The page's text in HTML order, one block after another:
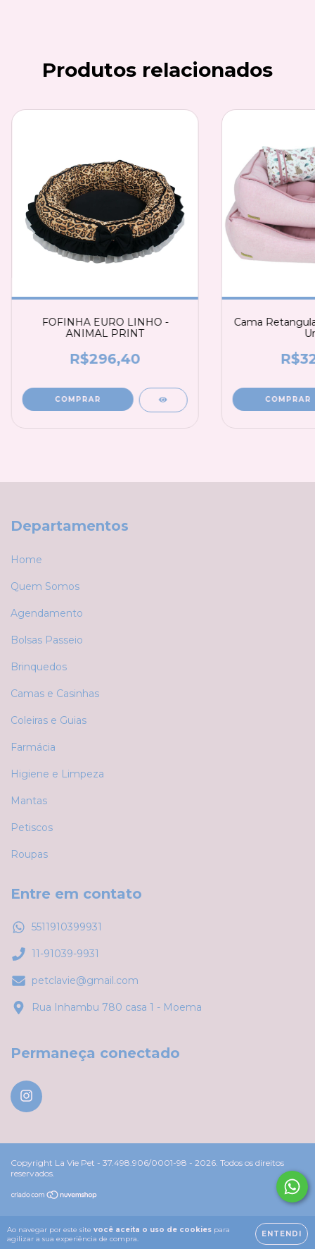
Ao navegar por este site você aceita o uso de cookies para
agilizar a sua experiência de compra.
ENTENDI
Produtos relacionados
FOFINHA EURO LINHO -
ANIMAL PRINT
R$296,40
COMPRAR
Cama
COMPRAR
Departamentos
Home
Quem Somos
Agendamento
Bolsas Passeio
Brinquedos
Camas e Casinhas
Coleiras e Guias
Farmácia
Higiene e Limpeza
Mantas
Petiscos
Roupas
Entre em contato
5511910399931
11-91039-9931
petclavie@gmail.com
Rua Inhambu 780 casa 1 - Moema
Permaneça conectado
Copyright La Vie Pet - 37.498.906/0001-98 - 2026. Todos os direitos
reservados.